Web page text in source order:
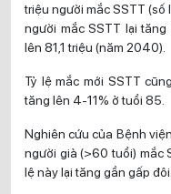
triệu người mắc SSTT (số
người mắc SSTT lại
lên 81,1 triệu (năm 2040).
Tỷ lệ mắc mới SSTT
tăng lên 4-11% ở tuổi 85.
Nghiên cứu của Bệnh
người già (>60 tuổi) mắc
lệ này lại tăng gần gấp đôi.